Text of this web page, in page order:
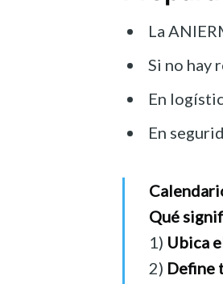
La
Si no hay
En
En
Qué
1) Ubica
2) Define